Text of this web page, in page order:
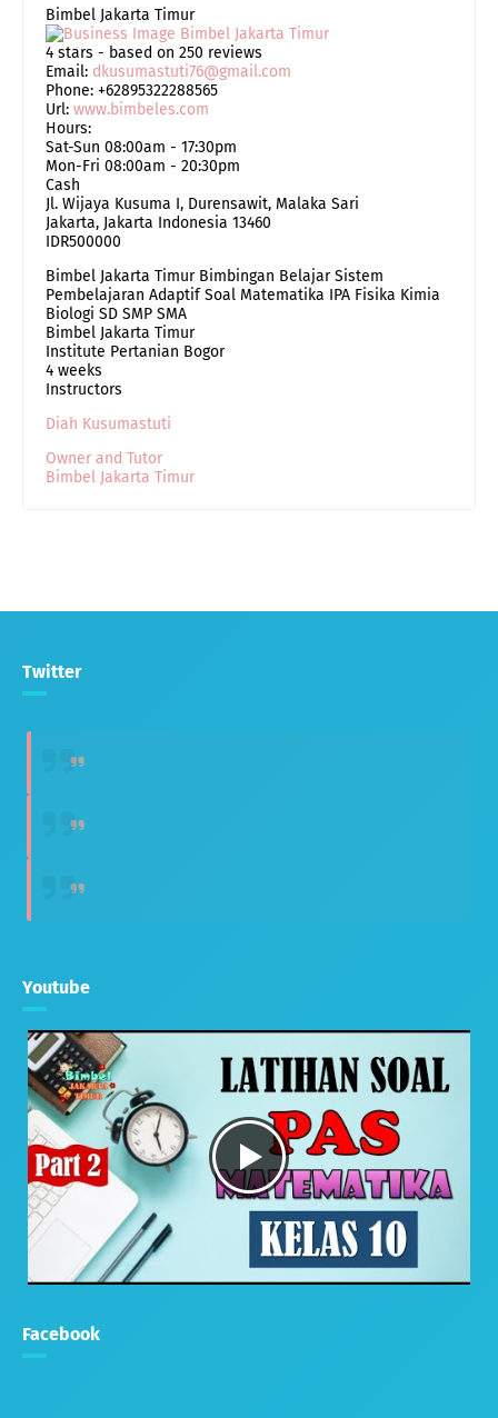
Bimbel Jakarta Timur
4 stars - based on 250 reviews
Email: dkusumastuti76@gmail.com
Phone: +62895322288565
Url: www.bimbeles.com
Hours:
Sat-Sun 08:00am - 17:30pm
Mon-Fri 08:00am - 20:30pm
Cash
Jl. Wijaya Kusuma I, Durensawit, Malaka Sari
Jakarta, Jakarta Indonesia 13460
IDR500000
Bimbel Jakarta Timur Bimbingan Belajar Sistem
Pembelajaran Adaptif Soal Matematika IPA Fisika Kimia
Biologi SD SMP SMA
Bimbel Jakarta Timur
Institute Pertanian Bogor
4 weeks
Instructors
Diah Kusumastuti
Owner and Tutor
Bimbel Jakarta Timur
Twitter
Youtube
Facebook